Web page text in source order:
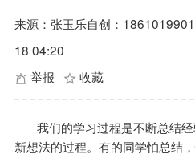
来源：张玉乐自创：
18 04:20
举报
收藏
我们的学习过程是不断总结
新想法的过程。有的同学怕总结